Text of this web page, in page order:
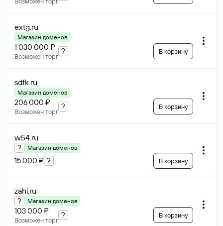
extg.ru
Магазин доменов
1 030 000 ₽
Возможен торг
? В корзину
sdfk.ru
Магазин доменов
206 000 ₽
Возможен торг
? В корзину
w54.ru
? Магазин доменов
15 000 ₽ ? В корзину
zahi.ru
? Магазин доменов
103 000 ₽
Возможен торг
? В корзину